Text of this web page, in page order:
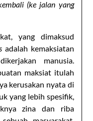
(ke jalan yang
yang dimaksud
adalah kemaksiatan
manusia.
maksiat itulah
kerusakan nyata di
yang lebih spesifik,
zina dan riba